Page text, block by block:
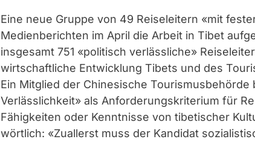
Eine neue Gruppe von 49 Reiseleitern «mit
Medienberichten im April die Arbeit in Tibet
insgesamt 751 «politisch verlässliche»
wirtschaftliche Entwicklung Tibets und des
Ein Mitglied der Chinesische
Verlässlichkeit» als Anforderungskriterium für
Fähigkeiten oder Kenntnisse von tibetischer
wörtlich: «Zuallerst muss der Kandidat